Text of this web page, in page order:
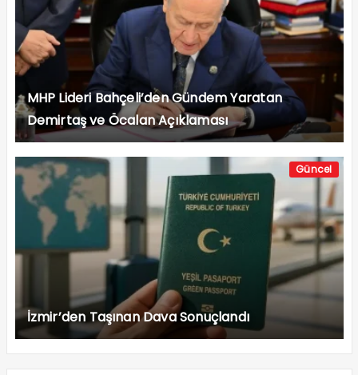
MHP Lideri Bahçeli’den Gündem Yaratan
Demirtaş ve Öcalan Açıklaması
Güncel
İzmir’den Taşınan Dava Sonuçlandı